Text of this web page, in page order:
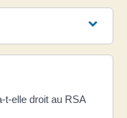
t-elle droit au RSA